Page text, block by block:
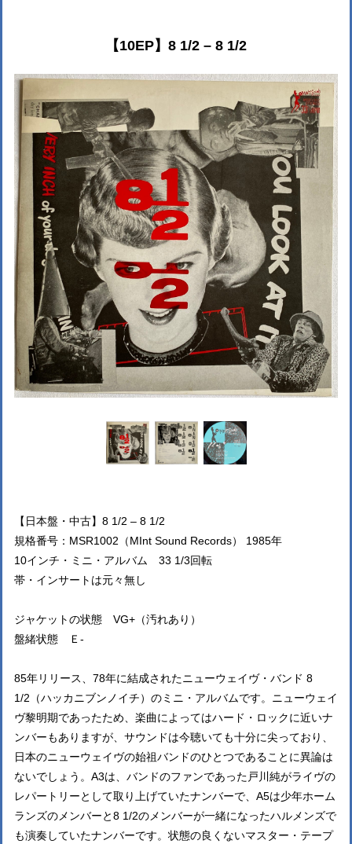
【10EP】8 1/2 – 8 1/2
【日本盤・中古】8 1/2 – 8 1/2
規格番号：MSR1002（MInt Sound Records） 1985年
10インチ・ミニ・アルバム 33 1/3回転
帯・インサートは元々無し
ジャケットの状態 VG+（汚れあり）
盤緒状態 Ｅ-
85年リリース、78年に結成されたニューウェイヴ・バンド 8
1/2（ハッカニブンノイチ）のミニ・アルバムです。ニューウェイ
ヴ黎明期であったため、楽曲によってはハード・ロックに近いナ
ンバーもありますが、サウンドは今聴いても十分に尖っており、
日本のニューウェイヴの始祖バンドのひとつであることに異論は
ないでしょう。A3は、バンドのファンであった戸川純がライヴの
レパートリーとして取り上げていたナンバーで、A5は少年ホーム
ランズのメンバーと8 1/2のメンバーが一緒になったハルメンズで
も演奏していたナンバーです。状態の良くないマスター・テープ